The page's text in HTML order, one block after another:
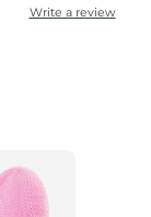
Write a review